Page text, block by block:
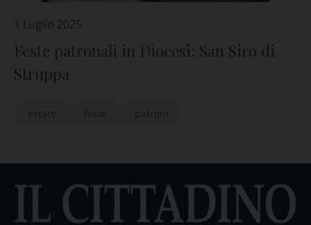
1 Luglio 2025
Feste patronali in Diocesi: San Siro di
Struppa
estate feste patroni